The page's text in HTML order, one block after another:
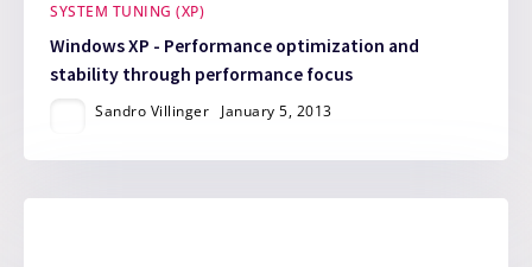
SYSTEM TUNING (XP)
Windows XP - Performance optimization and
stability through performance focus
Sandro Villinger January 5, 2013